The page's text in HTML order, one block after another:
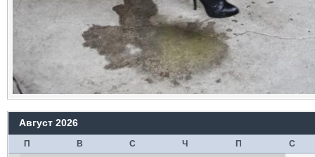
Август 2026
П В С Ч П С